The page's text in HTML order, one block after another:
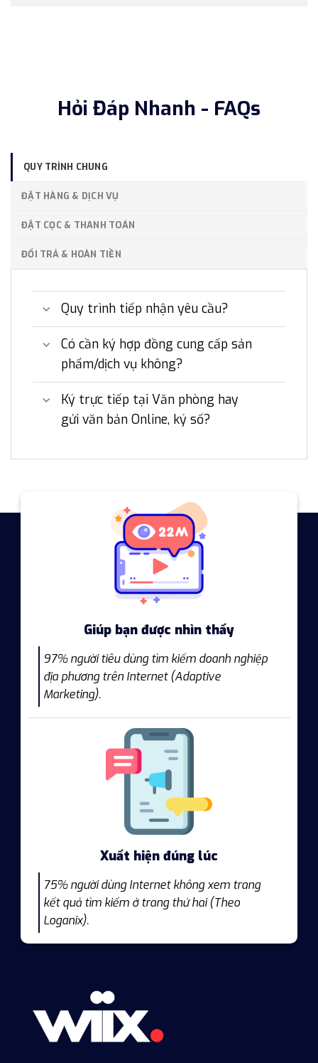
Hỏi Đáp Nhanh - FAQs
QUY TRÌNH CHUNG
ĐẶT HÀNG & DỊCH VỤ
ĐẶT CỌC & THANH TOÁN
ĐỔI TRẢ & HOÀN TIỀN
Quy trình tiếp nhận yêu cầu?
Có cần ký hợp đồng cung cấp sản
phẩm/dịch vụ không?
Ký trực tiếp tại Văn phòng hay
gửi văn bản Online, ký số?
Giúp bạn được nhìn thấy
97% người tiêu dùng tìm kiếm doanh nghiệp
địa phương trên Internet (Adaptive
Marketing).
Xuất hiện đúng lúc
75% người dùng Internet không xem trang
kết quả tìm kiếm ở trang thứ hai (Theo
Loganix).